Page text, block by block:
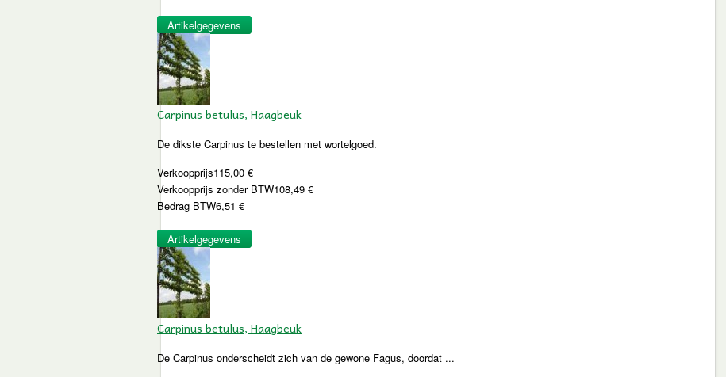
Artikelgegevens
Carpinus betulus, Haagbeuk
De dikste Carpinus te bestellen met wortelgoed.
Verkoopprijs115,00 €
Verkoopprijs zonder BTW108,49 €
Bedrag BTW6,51 €
Artikelgegevens
Carpinus betulus, Haagbeuk
De Carpinus onderscheidt zich van de gewone Fagus, doordat ...